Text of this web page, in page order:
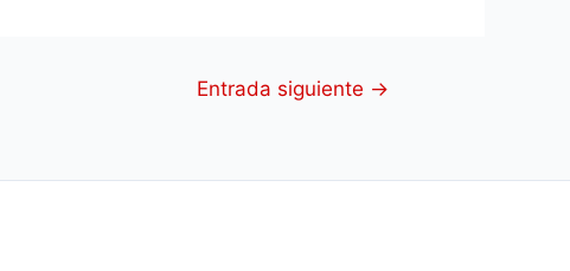
Entrada siguiente →